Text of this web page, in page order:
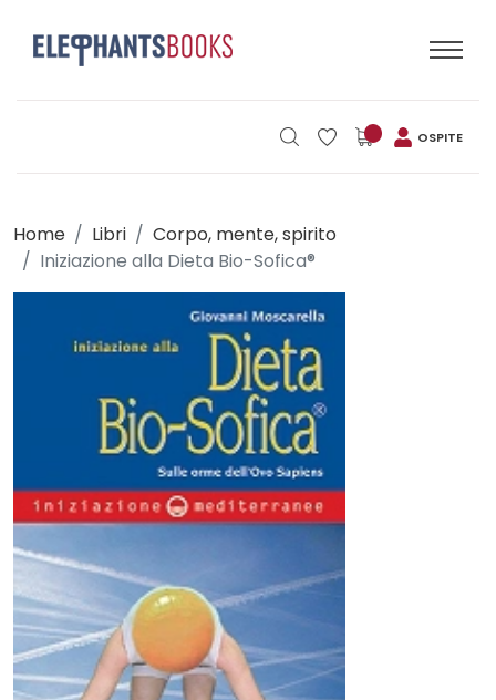
OSPITE
Home Libri
Corpo, mente, spirito
Iniziazione alla Dieta Bio-Sofica®